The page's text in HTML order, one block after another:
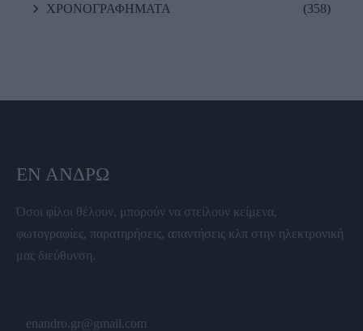
ΧΡΟΝΟΓΡΑΦΗΜΑΤΑ (358)
ΕΝ ΆΝΔΡΩ
Όσοι φίλοι θέλουν, μπορούν να στείλουν κείμενα,
φωτογραφίες, παρατηρήσεις, απαντήσεις κλπ στην ηλεκτρονική
μας διεύθυνση.
enandro.gr@gmail.com